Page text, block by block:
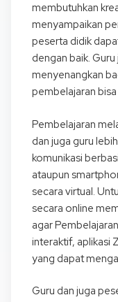
membutuhkan
menyampaikan
peserta didik
dengan baik.
menyenangkan
pembelajaran
Pembelajaran
dan juga guru
komunikasi
ataupun
secara virtual.
secara online
agar
interaktif, aplikasi
yang dapat
Guru dan juga